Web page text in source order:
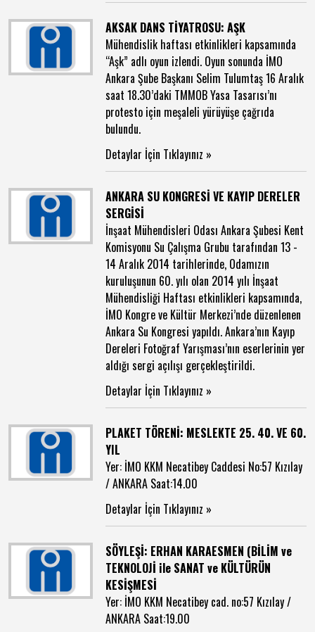
AKSAK DANS TİYATROSU: AŞK
Mühendislik haftası etkinlikleri kapsamında
“Aşk” adlı oyun izlendi. Oyun sonunda İMO
Ankara Şube Başkanı Selim Tulumtaş 16 Aralık
saat 18.30’daki TMMOB Yasa Tasarısı’nı
protesto için meşaleli yürüyüşe çağrıda
bulundu.
Detaylar İçin Tıklayınız »
ANKARA SU KONGRESİ VE KAYIP DERELER
SERGİSİ
İnşaat Mühendisleri Odası Ankara Şubesi Kent
Komisyonu Su Çalışma Grubu tarafından 13 -
14 Aralık 2014 tarihlerinde, Odamızın
kuruluşunun 60. yılı olan 2014 yılı İnşaat
Mühendisliği Haftası etkinlikleri kapsamında,
İMO Kongre ve Kültür Merkezi’nde düzenlenen
Ankara Su Kongresi yapıldı. Ankara’nın Kayıp
Dereleri Fotoğraf Yarışması’nın eserlerinin yer
aldığı sergi açılışı gerçekleştirildi.
Detaylar İçin Tıklayınız »
PLAKET TÖRENİ: MESLEKTE 25. 40. VE 60.
YIL
Yer: İMO KKM Necatibey Caddesi No:57 Kızılay
/ ANKARA Saat:14.00
Detaylar İçin Tıklayınız »
SÖYLEŞİ: ERHAN KARAESMEN (BİLİM ve
TEKNOLOJİ ile SANAT ve KÜLTÜRÜN
KESİŞMESİ
Yer: İMO KKM Necatibey cad. no:57 Kızılay /
ANKARA Saat:19.00